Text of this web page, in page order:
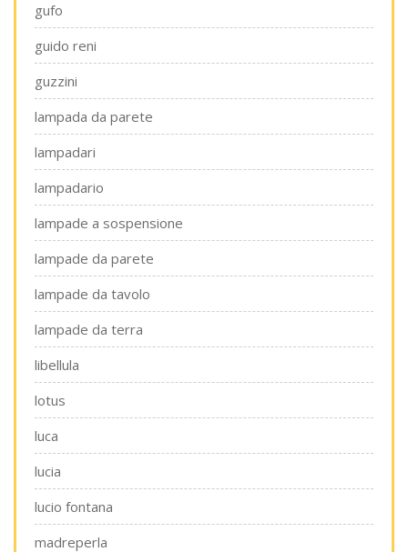
gufo
guido reni
guzzini
lampada da parete
lampadari
lampadario
lampade a sospensione
lampade da parete
lampade da tavolo
lampade da terra
libellula
lotus
luca
lucia
lucio fontana
madreperla